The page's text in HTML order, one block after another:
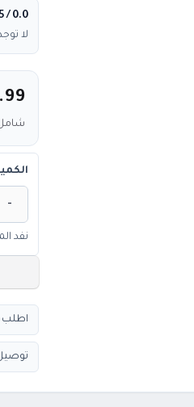
0.0
/ 5
لا
-
نفد
اطلب قبل 6 مساء